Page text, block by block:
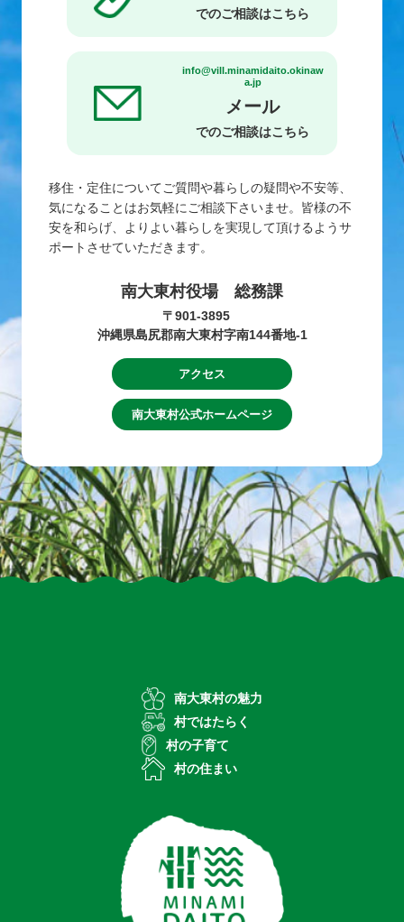
移住・定住についてご質問や暮らしの疑問や不安等、
気になることはお気軽にご相談下さいませ。皆様の不
安を和らげ、よりよい暮らしを実現して頂けるようサ
ポートさせていただきます。
南大東村役場 総務課
〒901-3895
沖縄県島尻郡南大東村字南144番地-1
アクセス
南大東村公式ホームページ
でのご相談はこちら
info@vill.minamidaito.okinaw
a.jp
メール
でのご相談はこちら
南大東村の魅力
村ではたらく
村の子育て
村の住まい